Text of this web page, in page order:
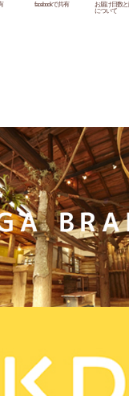
facebookで共有
お届け日数と
について